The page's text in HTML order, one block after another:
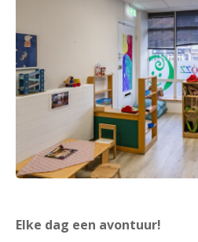
Elke dag een avontuur!